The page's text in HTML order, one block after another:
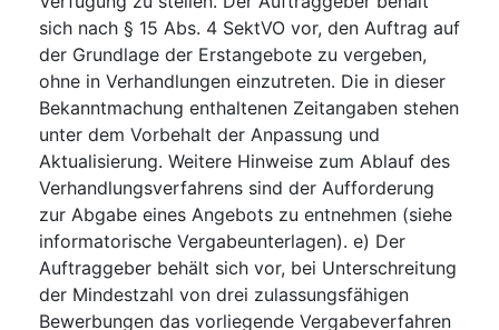
sich nach § 15 Abs. 4 SektVO vor, den Auftrag auf
der Grundlage der Erstangebote zu vergeben,
ohne in Verhandlungen einzutreten. Die in dieser
Bekanntmachung enthaltenen Zeitangaben stehen
unter dem Vorbehalt der Anpassung und
Aktualisierung. Weitere Hinweise zum Ablauf des
Verhandlungsverfahrens sind der Aufforderung
zur Abgabe eines Angebots zu entnehmen (siehe
informatorische Vergabeunterlagen). e) Der
Auftraggeber behält sich vor, bei Unterschreitung
der Mindestzahl von drei zulassungsfähigen
Bewerbungen das vorliegende Vergabeverfahren